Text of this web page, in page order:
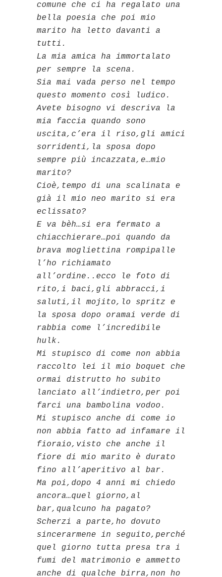
comune che ci ha regalato una
bella poesia che poi mio
marito ha letto davanti a
tutti.
La mia amica ha immortalato
per sempre la scena.
Sia mai vada perso nel tempo
questo momento così ludico.
Avete bisogno vi descriva la
mia faccia quando sono
uscita,c’era il riso,gli amici
sorridenti,la sposa dopo
sempre più incazzata,e…mio
marito?
Cioè,tempo di una scalinata e
già il mio neo marito si era
eclissato?
E va bèh…si era fermato a
chiacchierare…poi quando da
brava mogliettina rompipalle
l’ho richiamato
all’ordine..ecco le foto di
rito,i baci,gli abbracci,i
saluti,il mojito,lo spritz e
la sposa dopo oramai verde di
rabbia come l’incredibile
hulk.
Mi stupisco di come non abbia
raccolto lei il mio boquet che
ormai distrutto ho subito
lanciato all’indietro,per poi
farci una bambolina vodoo.
Mi stupisco anche di come io
non abbia fatto ad infamare il
fioraio,visto che anche il
fiore di mio marito è durato
fino all’aperitivo al bar.
Ma poi,dopo 4 anni mi chiedo
ancora…quel giorno,al
bar,qualcuno ha pagato?
Scherzi a parte,ho dovuto
sincerarmene in seguito,perché
quel giorno tutta presa tra i
fumi del matrimonio e ammetto
anche di qualche birra,non ho